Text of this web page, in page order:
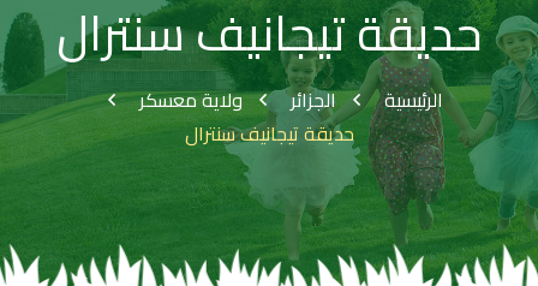
حديقة تيجانيف سنترال
الرئيسية الجزائر
ولاية معسكر
حديقة تيجانيف سنترال